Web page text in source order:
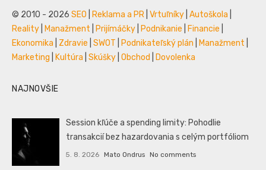
© 2010 - 2026 SEO Reklama a PR Vrtuľníky Autoškola
Reality
Manažment Prijímáčky Podnikanie Financie
Ekonomika
Zdravie SWOT Podnikateľský plán Manažment
Marketing
Kultúra Skúšky Obchod Dovolenka
NAJNOVŠIE
Session kľúče a spending limity: Pohodlie
transakcií bez hazardovania s celým portfóliom
5. 8. 2026 Mato Ondrus No comments